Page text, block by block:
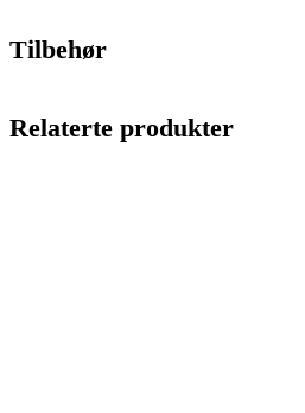
Tilbehør
Relaterte produkter